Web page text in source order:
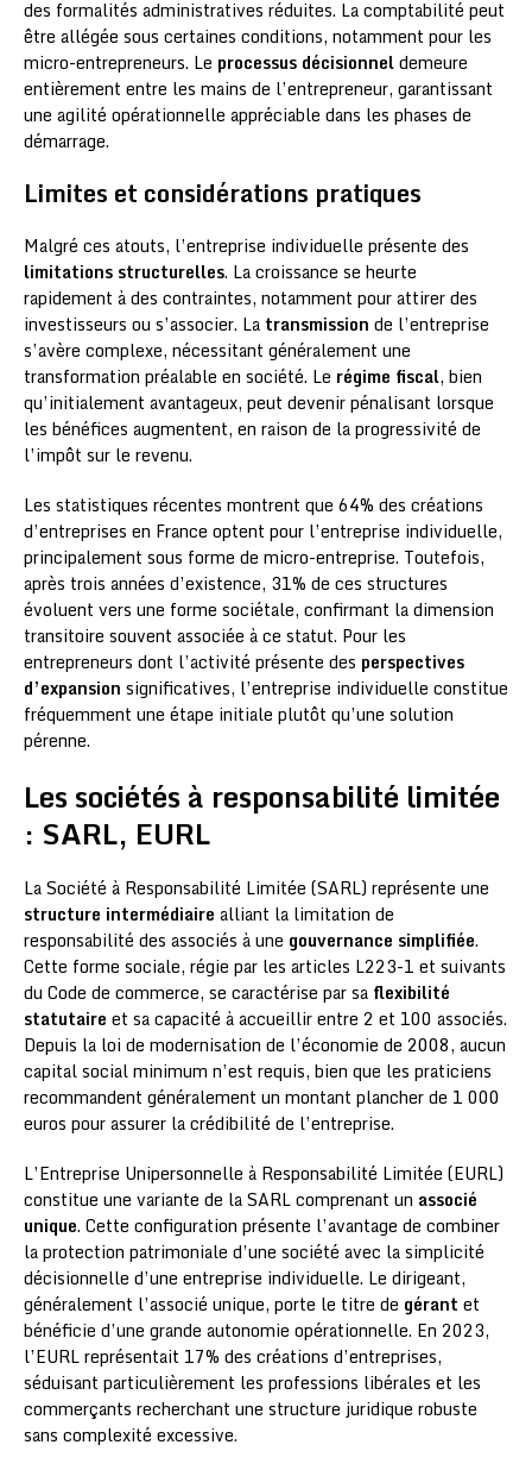
des formalités administratives réduites. La comptabilité peut
être allégée sous certaines conditions, notamment pour les
micro-entrepreneurs. Le processus décisionneldemeure
entièrement entre les mains de l’entrepreneur, garantissant
une agilité opérationnelle appréciable dans les phases de
démarrage.
Limites et considérations pratiques
Malgré ces atouts, l’entreprise individuelle présente des
limitations structurelles. La croissance se heurte
rapidement à des contraintes, notamment pour attirer des
investisseurs ou s’associer. La transmission de l’entreprise
s’avère complexe, nécessitant généralement une
transformation préalable en société. Le régime fiscal, bien
qu’initialement avantageux, peut devenir pénalisant lorsque
les bénéfices augmentent, en raison de la progressivité de
l’impôt sur le revenu.
Les statistiques récentes montrent que 64% des créations
d’entreprises en France optent pour l’entreprise individuelle,
principalement sous forme de micro-entreprise. Toutefois,
après trois années d’existence, 31% de ces structures
évoluent vers une forme sociétale, confirmant la dimension
transitoire souvent associée à ce statut. Pour les
entrepreneurs dont l’activité présente des perspectives
d’expansion significatives, l’entreprise individuelle constitue
fréquemment une étape initiale plutôt qu’une solution
pérenne.
Les sociétés à responsabilité limitée
: SARL, EURL
La Société à Responsabilité Limitée (SARL) représente une
structure intermédiaire alliant la limitation de
responsabilité des associés à une gouvernance simplifiée.
Cette forme sociale, régie par les articles L223-1 et suivants
du Code de commerce, se caractérise par sa flexibilité
statutaire et sa capacité à accueillir entre 2 et 100 associés.
Depuis la loi de modernisation de l’économie de 2008, aucun
capital social minimum n’est requis, bien que les praticiens
recommandent généralement un montant plancher de 1 000
euros pour assurer la crédibilité de l’entreprise.
L’Entreprise Unipersonnelle à Responsabilité Limitée (EURL)
constitue une variante de la SARL comprenant un associé
unique. Cette configuration présente l’avantage de combiner
la protection patrimoniale d’une société avec la simplicité
décisionnelle d’une entreprise individuelle. Le dirigeant,
généralement l’associé unique, porte le titre de gérant et
bénéficie d’une grande autonomie opérationnelle. En 2023,
l’EURL représentait 17% des créations d’entreprises,
séduisant particulièrement les professions libérales et les
commerçants recherchant une structure juridique robuste
sans complexité excessive.